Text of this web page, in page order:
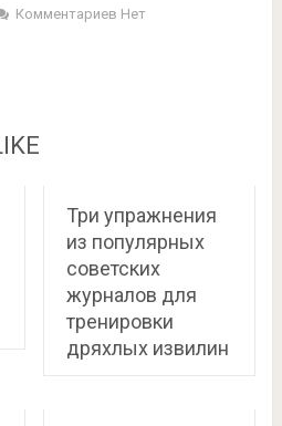
Комментариев Нет
Три упражнения
из популярных
советских
журналов для
тренировки
дряхлых извилин